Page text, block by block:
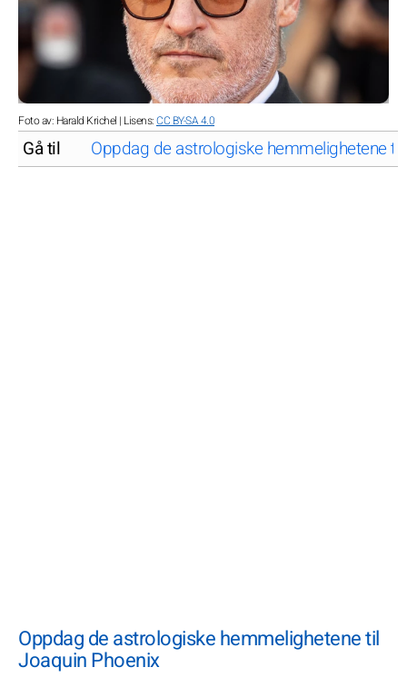
Foto av: Harald Krichel | Lisens:CC BY-SA 4.0
Gå til Oppdag de astrologiske hemmelighetene
Oppdag de astrologiske hemmelighetene til
Joaquin Phoenix